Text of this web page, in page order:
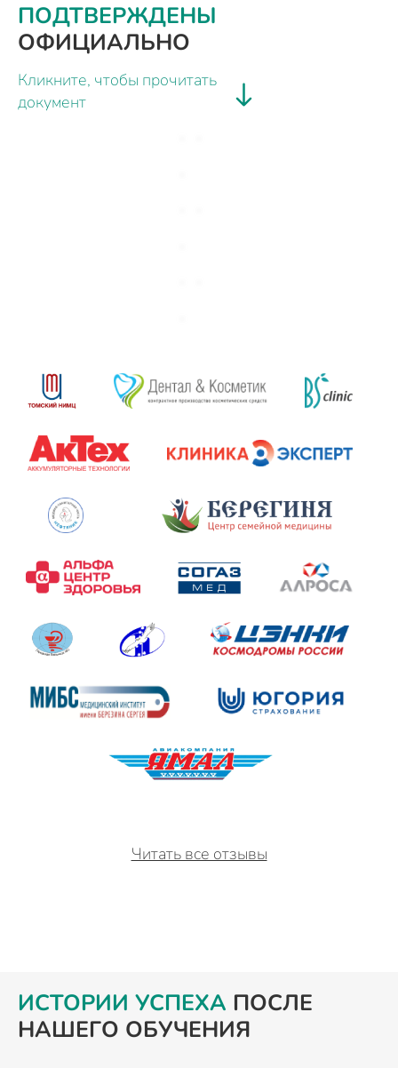
ПОДТВЕРЖДЕНЫ
ОФИЦИАЛЬНО
Кликните, чтобы прочитать
документ
Читать все отзывы
ИСТОРИИ УСПЕХА ПОСЛЕ
НАШЕГО ОБУЧЕНИЯ